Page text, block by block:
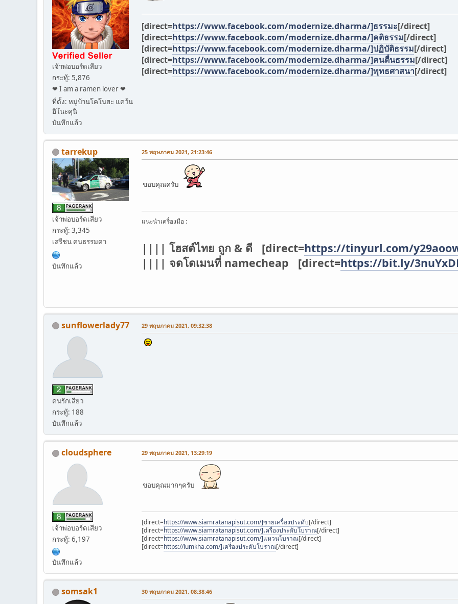
เจ้าพ่อบอร์ดเสียว
กระทู้: 5,876
❤ I am a ramen lover ❤
ที่ตั้ง: หมู่บ้านโคโนฮะ แคว้น
ฮิโนะคุนิ
บันทึกแล้ว
[direct=https://www.facebook.com/modernize.dharma/]ธรรมะ[/direct]
[direct=https://www.facebook.com/modernize.dharma/]คติธรรม[/direct]
[direct=https://www.facebook.com/modernize.dharma/]ปฏิบัติธรรม[/direct]
[direct=https://www.facebook.com/modernize.dharma/]คนตื่นธรรม[/direct]
[direct=https://www.facebook.com/modernize.dharma/]พุทธศาสนา[/direct]
tarrekup
เจ้าพ่อบอร์ดเสียว
กระทู้: 3,345
เสรีชน คนธรรมดา
บันทึกแล้ว
25 พฤษภาคม 2021, 21:23:46
ขอบคุณครับ
แนะนำเครื่องมือ :
|||| โฮสต์ไทย ถูก & ดี [direct=https://tinyurl.com/
|||| จดโดเมนที่ namecheap [direct=https://bit.ly/
sunflowerlady77
คนรักเสียว
กระทู้: 188
บันทึกแล้ว
29 พฤษภาคม 2021, 09:32:38
cloudsphere
เจ้าพ่อบอร์ดเสียว
กระทู้: 6,197
บันทึกแล้ว
29 พฤษภาคม 2021, 13:29:19
ขอบคุณมากๆครับ
[direct=https://www.siamratanapisut.com/]ขายเครื่องประดับ[/direct]
[direct=https://www.siamratanapisut.com/]เครื่องประดับโบราณ[/direct]
[direct=https://www.siamratanapisut.com/]แหวนโบราณ[/direct]
[direct=https://lumkha.com/]เครื่องประดับโบราณ[/direct]
somsak1 30 พฤษภาคม 2021, 08:38:46